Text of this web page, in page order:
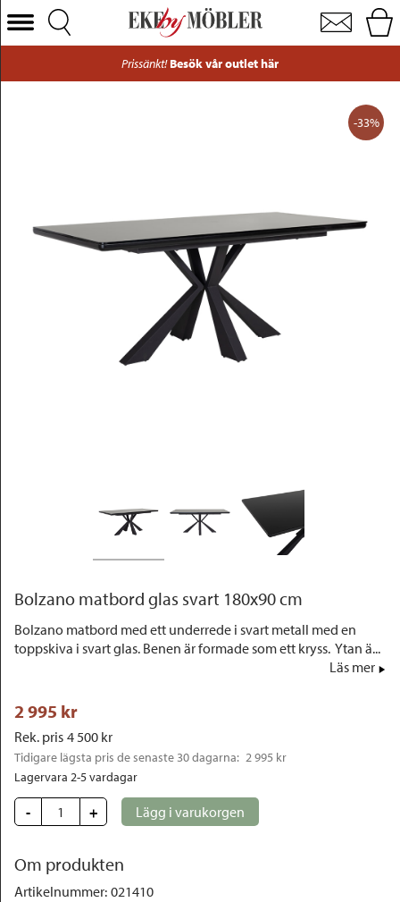
Bolzano matbord glas svart 180x90 cm
Välj Kategori
Förvaring
Prissänkt! Besök vår outlet här
-33%
Bolzano matbord glas svart 180x90 cm
Bolzano matbord med ett underrede i svart metall med en
toppskiva i svart glas. Benen är formade som ett kryss. Ytan ä...
Läs mer
2 995 kr
Rek. pris 4 500 kr
Tidigare lägsta pris de senaste 30 dagarna: 2 995 kr
Lagervara 2-5 vardagar
- + Lägg i varukorgen
Om produkten
Artikelnummer: 021410